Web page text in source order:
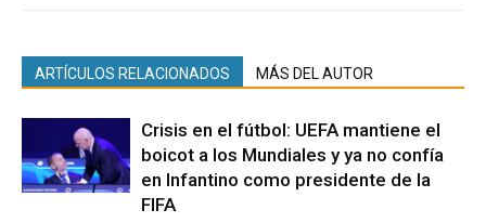
ARTÍCULOS RELACIONADOS MÁS DEL AUTOR
Crisis en el fútbol: UEFA mantiene el
boicot a los Mundiales y ya no confía
en Infantino como presidente de la
FIFA